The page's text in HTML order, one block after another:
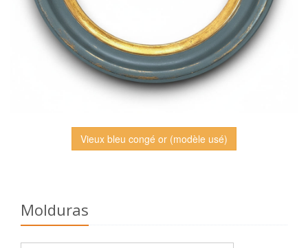
Vieux bleu congé or (modèle usé)
Molduras